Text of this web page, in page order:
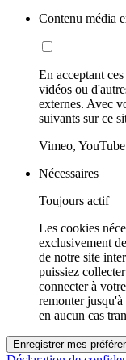
Contenu média
En acceptant
vidéos ou
externes. Avec
suivants sur ce
Vimeo, YouTube
Nécessaires
Toujours actif
Les cookies
exclusivement
de notre site
puissiez
connecter à
remonter
en aucun cas
Enregistrer mes